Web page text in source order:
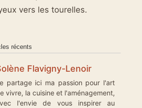
vers les tourelles.
récents
Flavigny-Lenoir
partage ici ma passion pour l'art
vivre, la cuisine et l'aménagement,
l'envie de vous inspirer au